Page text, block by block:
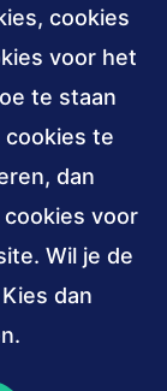
cookies
voor het
te staan
te
dan
voor
Wil je de
dan